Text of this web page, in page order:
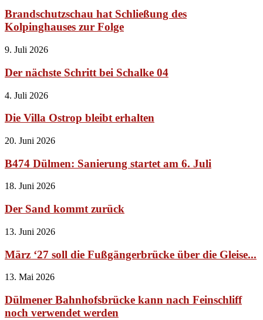
Brandschutzschau hat Schließung des
Kolpinghauses zur Folge
9. Juli 2026
Der nächste Schritt bei Schalke 04
4. Juli 2026
Die Villa Ostrop bleibt erhalten
20. Juni 2026
B474 Dülmen: Sanierung startet am 6. Juli
18. Juni 2026
Der Sand kommt zurück
13. Juni 2026
März ‘27 soll die Fußgängerbrücke über die Gleise...
13. Mai 2026
Dülmener Bahnhofsbrücke kann nach Feinschliff
noch verwendet werden